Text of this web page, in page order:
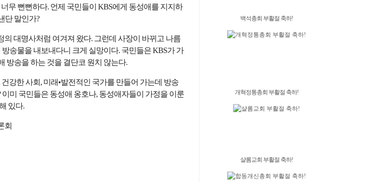
무 뻔뻔하다. 언제 국민들이 KBS에게 동성애를 지지하
단 말인가?
의 대명사처럼 여겨져 왔다. 그런데 사장이 바뀌고 나름
송물을 내보내다니 크게 실망이다. 국민들은 KBS가 가
방송을 하는 것을 결단코 원치 않는다.
강한 사회, 미래•발전적인 국가를 만들어 가는데 방송
미 국민들은 동성애 옹호나, 동성애자들이 가정을 이룬
있다.
회
백석총회 부활절 축하!
개혁정통총회 부활절 축하!
샬롬교회 부활절 축하!